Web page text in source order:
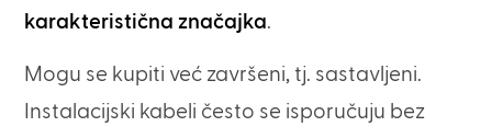
karakteristična značajka.
Mogu se kupiti već završeni, tj. sastavljeni.
Instalacijski kabeli često se isporučuju bez